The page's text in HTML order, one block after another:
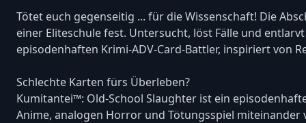
Tötet euch gegenseitig ... für die Wissenschaft! Die
einer Eliteschule fest. Untersucht, löst Fälle und
episodenhaften Krimi-ADV-Card-Battler, inspiriert von
Schlechte Karten fürs Überleben?
Kumitantei™: Old-School Slaughter ist ein
Anime, analogen Horror und Tötungsspiel